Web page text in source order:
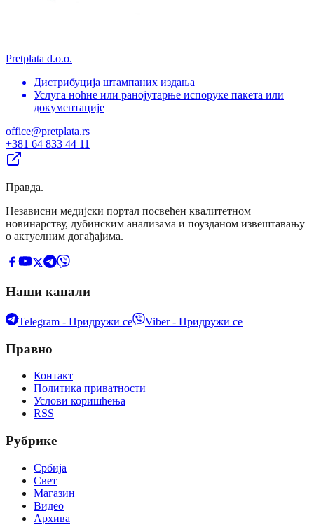
Pretplata d.o.o.
Дистрибуција штампаних издања
Услуга ноћне или ранојутарње испоруке пакета или
документације
office@pretplata.rs
+381 64 833 44 11
Правда.
Независни медијски портал посвећен квалитетном
новинарству, дубинским анализама и поузданом извештавању
о актуелним догађајима.
Наши канали
Telegram - Придружи се Viber - Придружи се
Правно
Контакт
Политика приватности
Услови коришћења
RSS
Рубрике
Србија
Свет
Магазин
Видео
Архива